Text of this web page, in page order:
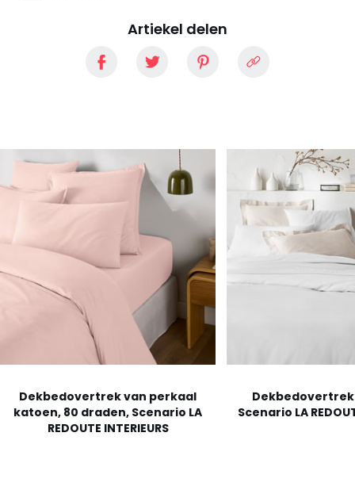
Artiekel delen
Dekbedovertrek van perkaal
katoen, 80 draden, Scenario LA
REDOUTE INTERIEURS
Scenario LA